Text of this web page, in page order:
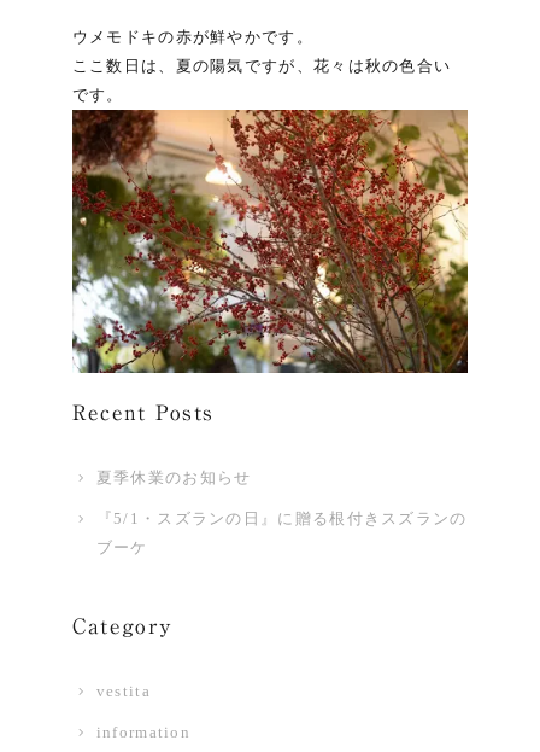
ウメモドキの赤が鮮やかです。
ここ数日は、夏の陽気ですが、花々は秋の色合い
です。
Recent Posts
夏季休業のお知らせ
『5/1・スズランの日』に贈る根付きスズランの
ブーケ
Category
vestita
information